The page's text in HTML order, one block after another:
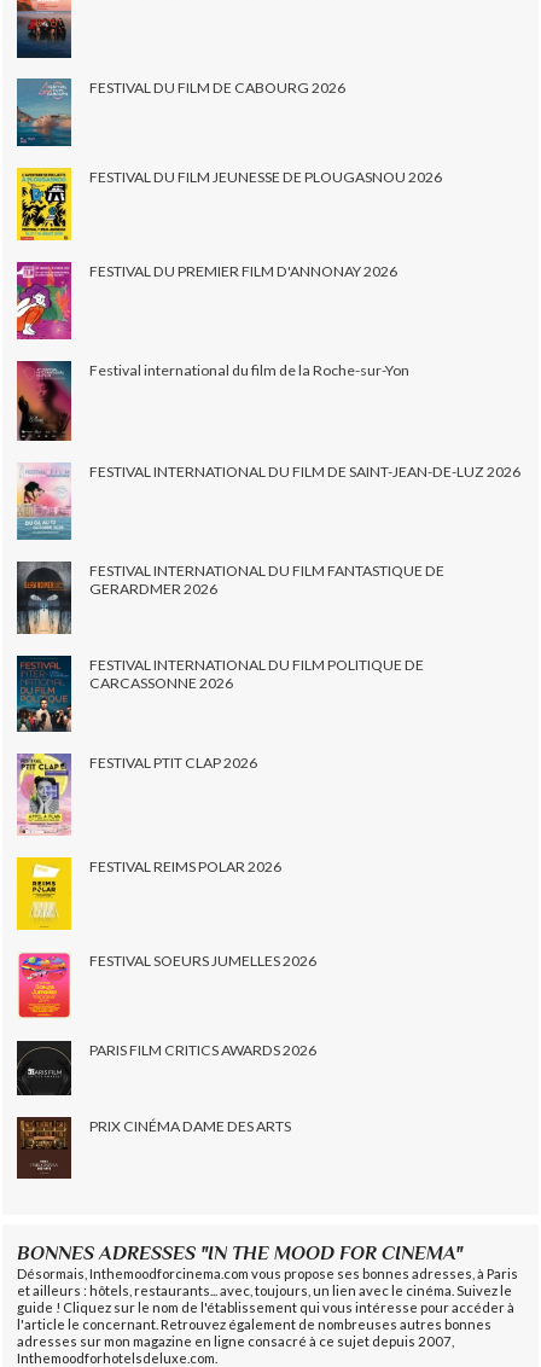
FESTIVAL DU FILM DE CABOURG 2026
FESTIVAL DU FILM JEUNESSE DE PLOUGASNOU 2026
FESTIVAL DU PREMIER FILM D'ANNONAY 2026
Festival international du film de la Roche-sur-Yon
FESTIVAL INTERNATIONAL DU FILM DE SAINT-JEAN-DE-LUZ 2026
FESTIVAL INTERNATIONAL DU FILM FANTASTIQUE DE
GERARDMER 2026
FESTIVAL INTERNATIONAL DU FILM POLITIQUE DE
CARCASSONNE 2026
FESTIVAL PTIT CLAP 2026
FESTIVAL REIMS POLAR 2026
FESTIVAL SOEURS JUMELLES 2026
PARIS FILM CRITICS AWARDS 2026
PRIX CINÉMA DAME DES ARTS
BONNES ADRESSES "IN THE MOOD FOR CINEMA"
Désormais, Inthemoodforcinema.com vous propose ses bonnes adresses, à Paris
et ailleurs : hôtels, restaurants... avec, toujours, un lien avec le cinéma. Suivez le
guide ! Cliquez sur le nom de l'établissement qui vous intéresse pour accéder à
l'article le concernant. Retrouvez également de nombreuses autres bonnes
adresses sur mon magazine en ligne consacré à ce sujet depuis 2007,
Inthemoodforhotelsdeluxe.com.